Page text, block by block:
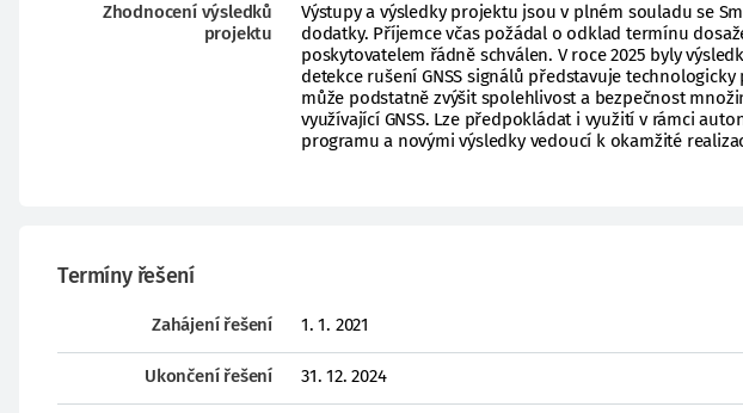
Zhodnocení výsledků
projektu
Výstupy a výsledky projektu jsou v plném souladu se
dodatky. Příjemce včas požádal o odklad termínu
poskytovatelem řádně schválen. V roce 2025 byly
detekce rušení GNSS signálů představuje
může podstatně zvýšit spolehlivost a bezpečnost
využívající GNSS. Lze předpokládat i využití v rámci
programu a novými výsledky vedoucí k okamžité
Termíny řešení
Zahájení řešení 1. 1. 2021
Ukončení řešení 31. 12. 2024